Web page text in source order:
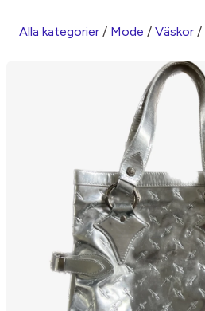
Alla kategorier / Mode / Väskor /